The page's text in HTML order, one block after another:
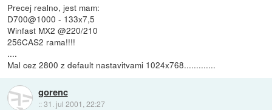
Precej realno, jest mam:
D700@1000 - 133x7,5
Winfast MX2 @220/210
256CAS2 rama!!!!
....
Mal cez 2800 z default nastavitvami 1024x768.............
gorenc
::31. jul 2001, 22:27